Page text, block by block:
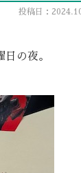
投稿日：
の夜。